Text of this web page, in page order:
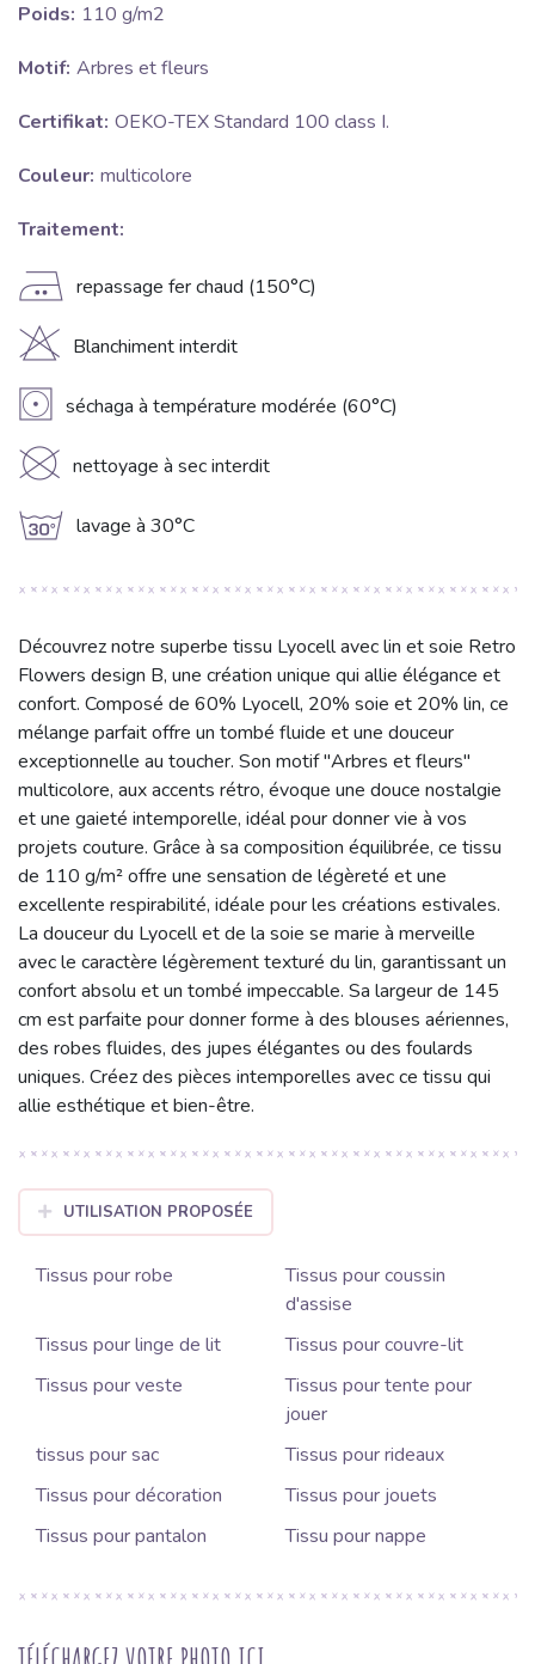
Poids: 110 g/m2
Motif: Arbres et fleurs
Certifikat: OEKO-TEX Standard 100 class I.
Couleur: multicolore
Traitement:
E repassage fer chaud (150°C)
H Blanchiment interdit
V séchaga à température modérée (60°C)
K nettoyage à sec interdit
g lavage à 30°C
Découvrez notre superbe tissu Lyocell avec lin et soie Retro
Flowers design B, une création unique qui allie élégance et
confort. Composé de 60% Lyocell, 20% soie et 20% lin, ce
mélange parfait offre un tombé fluide et une douceur
exceptionnelle au toucher. Son motif "Arbres et fleurs"
multicolore, aux accents rétro, évoque une douce nostalgie
et une gaieté intemporelle, idéal pour donner vie à vos
projets couture. Grâce à sa composition équilibrée, ce tissu
de 110 g/m² offre une sensation de légèreté et une
excellente respirabilité, idéale pour les créations estivales.
La douceur du Lyocell et de la soie se marie à merveille
avec le caractère légèrement texturé du lin, garantissant un
confort absolu et un tombé impeccable. Sa largeur de 145
cm est parfaite pour donner forme à des blouses aériennes,
des robes fluides, des jupes élégantes ou des foulards
uniques. Créez des pièces intemporelles avec ce tissu qui
allie esthétique et bien-être.
UTILISATION PROPOSÉE
Tissus pour robe
Tissus pour coussin
d'assise
Tissus pour linge de lit
Tissus pour couvre-lit
Tissus pour veste
Tissus pour tente pour
jouer
tissus pour sac
Tissus pour rideaux
Tissus pour décoration
Tissus pour jouets
Tissus pour pantalon
Tissu pour nappe